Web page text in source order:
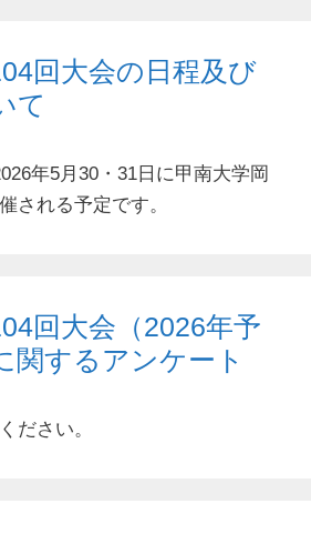
回大会の日程及び
て
年5月30・31日に甲南大学岡
される予定です。
回大会（2026年予
関するアンケート
ださい。